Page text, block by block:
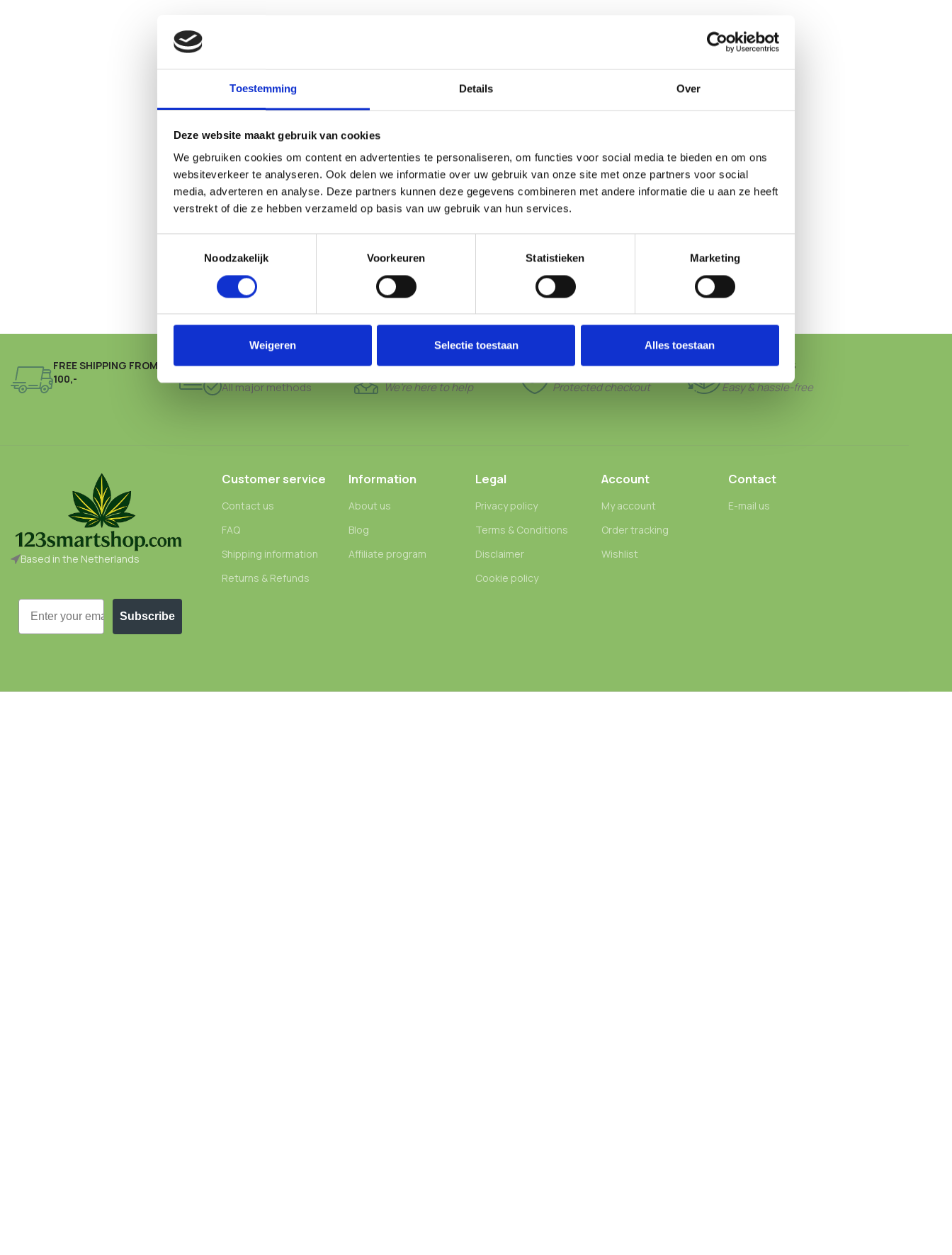
Toestemming Details Over
Deze website maakt gebruik van cookies
We gebruiken cookies om content en advertenties te personaliseren, om functies voor social media te bieden en om ons
websiteverkeer te analyseren. Ook delen we informatie over uw gebruik van onze site met onze partners voor social
media, adverteren en analyse. Deze partners kunnen deze gegevens combineren met andere informatie die u aan ze heeft
verstrekt of die ze hebben verzameld op basis van uw gebruik van hun services.
Noodzakelijk
Voorkeuren Statistieken Marketing
Weigeren Selectie toestaan Alles toestaan
FREE SHIPPING FROM €
100,-
ONLINE PAYMENT
All major methods
24/7 SUPPORT
We’re here to help
100% SAFE
Protected checkout
FREE RETURNS
Easy & hassle-free
Based in the Netherlands
Email
Subscribe
Customer service
Contact us
FAQ
Shipping information
Returns & Refunds
Information
About us
Blog
Affiliate program
Legal
Privacy policy
Terms & Conditions
Disclaimer
Cookie policy
Account
My account
Order tracking
Wishlist
Contact
E-mail us